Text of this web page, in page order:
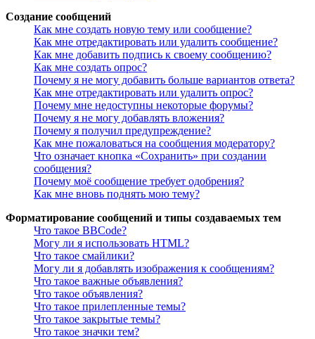
Создание сообщений
Как мне создать новую тему или сообщение?
Как мне отредактировать или удалить сообщение?
Как мне добавить подпись к своему сообщению?
Как мне создать опрос?
Почему я не могу добавить больше вариантов ответа?
Как мне отредактировать или удалить опрос?
Почему мне недоступны некоторые форумы?
Почему я не могу добавлять вложения?
Почему я получил предупреждение?
Как мне пожаловаться на сообщения модератору?
Что означает кнопка «Сохранить» при создании
сообщения?
Почему моё сообщение требует одобрения?
Как мне вновь поднять мою тему?
Форматирование сообщений и типы создаваемых тем
Что такое BBCode?
Могу ли я использовать HTML?
Что такое смайлики?
Могу ли я добавлять изображения к сообщениям?
Что такое важные объявления?
Что такое объявления?
Что такое прилепленные темы?
Что такое закрытые темы?
Что такое значки тем?